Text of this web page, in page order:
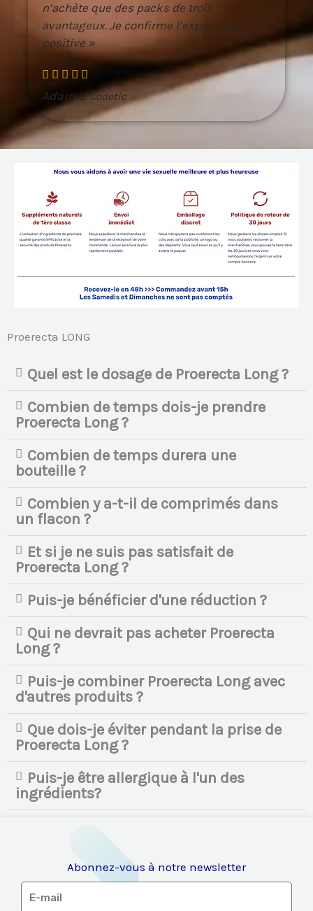
n’achète que des packs de trois
avantageux. Je confirme l’expérience
positive »
Adam L. Codetic
Proerecta LONG
Quel est le dosage de Proerecta Long ?
Combien de temps dois-je prendre
Proerecta Long ?
Combien de temps durera une
bouteille ?
Combien y a-t-il de comprimés dans
un flacon ?
Et si je ne suis pas satisfait de
Proerecta Long ?
Puis-je bénéficier d'une réduction ?
Qui ne devrait pas acheter Proerecta
Long ?
Puis-je combiner Proerecta Long avec
d'autres produits ?
Que dois-je éviter pendant la prise de
Proerecta Long ?
Puis-je être allergique à l'un des
ingrédients?
Abonnez-vous à notre newsletter
E-